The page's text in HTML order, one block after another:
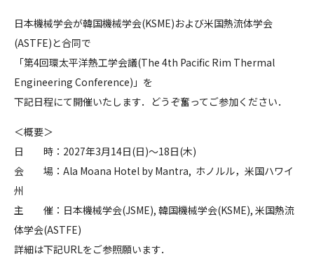
日本機械学会が韓国機械学会(KSME)および米国熱流体学会
(ASTFE)と合同で
「第4回環太平洋熱工学会議(The 4th Pacific Rim Thermal
Engineering Conference)」を
下記日程にて開催いたします．どうぞ奮ってご参加ください．
＜概要＞
日 時：2027年3月14日(日)〜18日(木)
会 場：Ala Moana Hotel by Mantra, ホノルル，米国ハワイ
州
主 催：日本機械学会(JSME), 韓国機械学会(KSME), 米国熱流
体学会(ASTFE)
詳細は下記URLをご参照願います．